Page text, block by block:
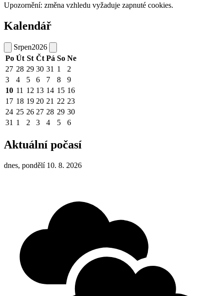
Upozornění: změna vzhledu vyžaduje zapnuté cookies.
Kalendář
Srpen2026
Po Út St Čt Pá So Ne
27 28 29 30 31 1
2
3
4 5 6 7 8
9
10 11 12 13 14 15 16
17 18 19 20 21 22 23
24 25 26 27 28 29 30
31 1 2 3 4 5 6
Aktuální počasí
dnes, pondělí 10. 8. 2026